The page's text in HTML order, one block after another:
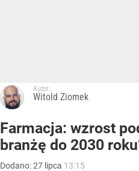
Autor:
Witold Ziomek
Farmacja: wzrost
branżę do 2030
Dodano:27 lipca 13:15